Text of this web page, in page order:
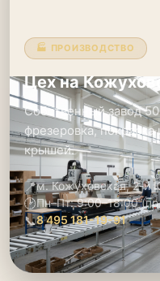
🏭 ПРОИЗВОДСТВО
Цех на
Собственный завод
фрезеровка,
крышей.
📍м. Кожуховская, 2-й
🕑Пн–Пт: 9:00–18:00
📞8 495 181-19-91